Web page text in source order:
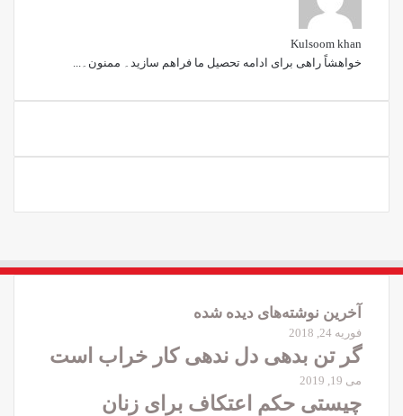
Kulsoom khan
خواھشاً راھی برای ادامه تحصیل ما فراھم سازید۔ ممنون۔...
آخرین نوشته‌های دیده شده
فوریه 24, 2018
گر تن بدهی دل ندهی کار خراب است
می 19, 2019
چیستی حکم اعتکاف برای زنان